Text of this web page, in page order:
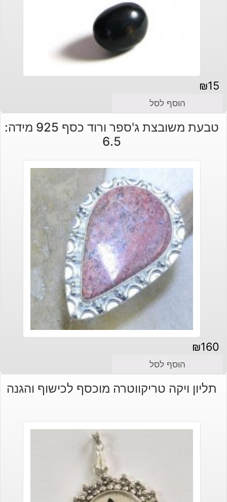
₪15
הוסף לסל
טבעת משובצת ג'ספר ורוד כסף 925 מידה:
6.5
₪160
הוסף לסל
תליון ויקה טריקווטרה מוכסף לכישוף והגנה